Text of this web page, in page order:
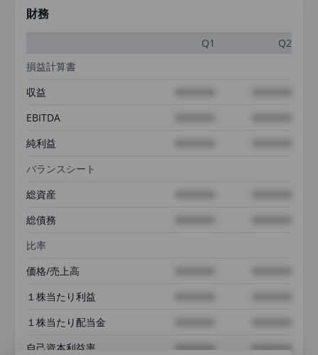
財務
Q1
Q2
損益計算書
収益
EBITDA
純利益
バランスシート
総資産
総債務
比率
価格/売上高
１株当たり利益
１株当たり配当金
自己資本利益率
XXXXXXX
XXXXXXX